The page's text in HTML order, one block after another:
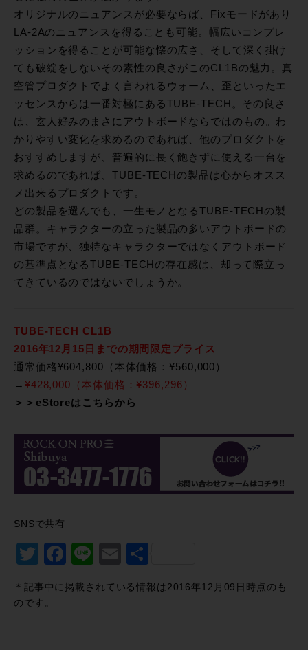
オリジナルのニュアンスが必要ならば、Fixモードがあり
LA-2Aのニュアンスを得ることも可能。幅広いコンプレ
ッションを得ることが可能な懐の広さ、そして深く掛け
ても破綻をしないその素性の良さがこのCL1Bの魅力。真
空管プロダクトでよく言われるウォーム、歪といったエ
ッセンスからは一番対極にあるTUBE-TECH。その良さ
は、玄人好みのまさにアウトボードならではのもの。わ
かりやすい変化を求めるのであれば、他のプロダクトを
おすすめしますが、普遍的に長く飽きずに使える一台を
求めるのであれば、TUBE-TECHの製品は心からオスス
メ出来るプロダクトです。
どの製品を選んでも、一生モノとなるTUBE-TECHの製
品群。キャラクターの立った製品の多いアウトボードの
市場ですが、独特なキャラクターではなくアウトボード
の基準点となるTUBE-TECHの存在感は、却って際立っ
てきているのではないでしょうか。
TUBE-TECH CL1B
2016年12月15日までの期間限定プライス
通常価格¥604,800（本体価格：¥560,000）
→ ¥428,000（本体価格：¥396,296）
＞＞eStoreはこちらから
SNSで共有
Twitter
Facebook
LineEmail
＊記事中に掲載されている情報は2016年12月09日時点のも
のです。